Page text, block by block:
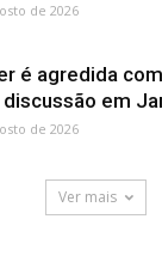
de 2026
é agredida
em
de 2026
Ver mais